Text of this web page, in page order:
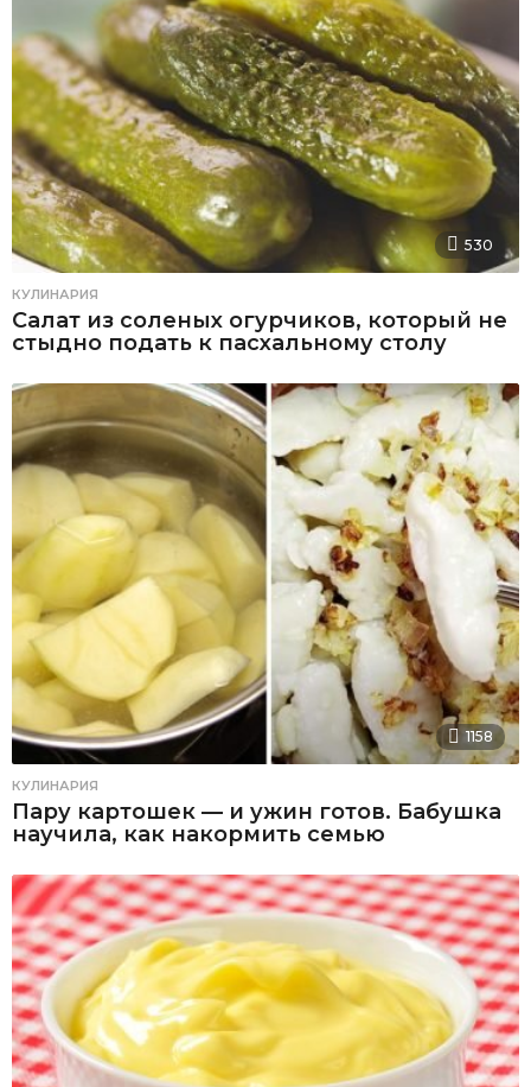
530
КУЛИНАРИЯ
Салат из соленых огурчиков, который не
стыдно подать к пасхальному столу
1158
КУЛИНАРИЯ
Пару картошек — и ужин готов. Бабушка
научила, как накормить семью